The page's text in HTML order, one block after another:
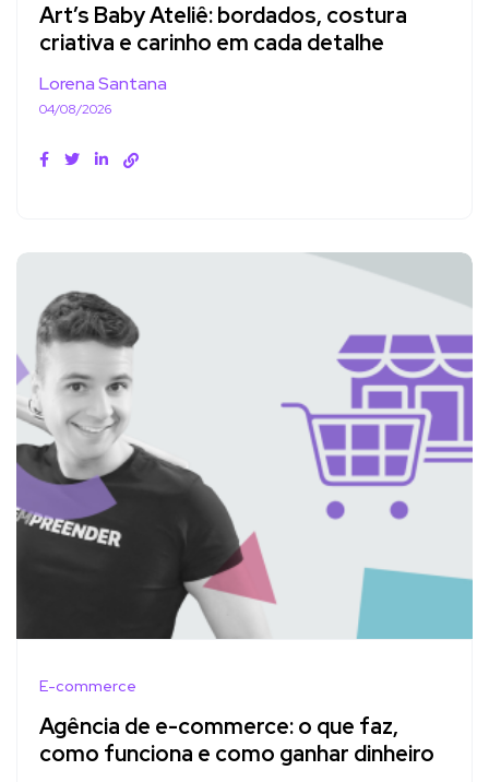
Art’s Baby Ateliê: bordados, costura
criativa e carinho em cada detalhe
Lorena Santana
04/08/2026
E-commerce
Agência de e-commerce: o que faz,
como funciona e como ganhar dinheiro